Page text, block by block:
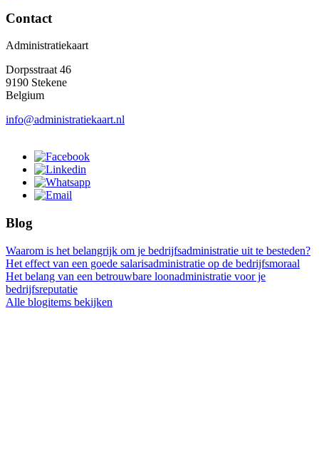
Contact
Administratiekaart
Dorpsstraat 46
9190 Stekene
Belgium
info@administratiekaart.nl
Blog
Waarom is het belangrijk om je bedrijfsadministratie uit te besteden?
Het effect van een goede salarisadministratie op de bedrijfsmoraal
Het belang van een betrouwbare loonadministratie voor je
bedrijfsreputatie
Alle blogitems bekijken